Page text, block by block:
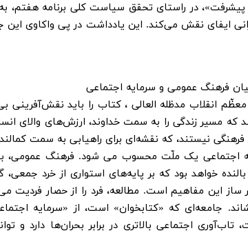
پیشرفت»، در راستای تحقق سیاست کلی برنامه هفتم،
ایفای نقش می‌کند. این یادداشت در پی واکاوی
انقلاب مدظله العالی ، کتاب را باید نقش‌آفرینی
مسیر زندگی را به سمت خداوند، ارزش‌های والای
نیستند، که نقشه‌ای برای راهیابی به سمت
اجتماعی یک ملّت محسوب می شود. فرهنگ
خواهد بود که بر پایه‌های استواری از خرد
ساز این مفاهیم است. مطالعه، فرد را از حصار فردیت
جامعه‌ای که «کتابخوان» است، از «سرمایه
تاب‌آوری اجتماعی بالاتری در برابر بحران‌ها دارد